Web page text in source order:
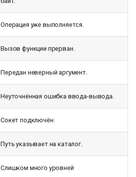
Операция уже выполняется.
Вызов функции прерван.
Передан неверный аргумент.
Неуточнённая ошибка ввода-вывода.
Сокет подключён.
Путь указывает на каталог.
Слишком много уровней
К началу